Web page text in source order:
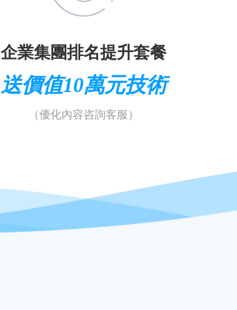
企業集團排名提升套餐
送價值10萬元技術
（優化內容咨詢客服）